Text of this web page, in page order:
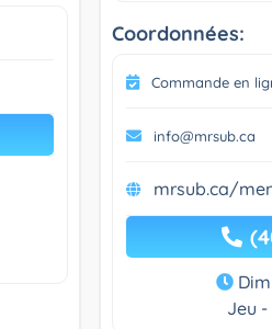
Coordonnées:
Commande en
info@mrsub.ca
mrsub.ca/
Dim
Jeu -